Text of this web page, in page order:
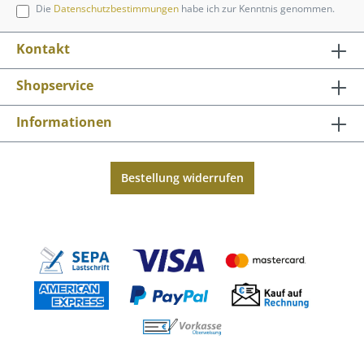
Die Datenschutzbestimmungen habe ich zur Kenntnis genommen.
Kontakt
Shopservice
Informationen
Bestellung widerrufen